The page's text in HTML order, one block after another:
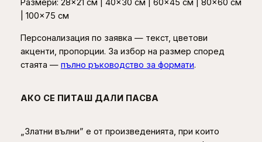
Размери: 28×21 см | 40×30 см | 60×45 см | 80×60 см
| 100×75 см
Персонализация по заявка — текст, цветови
акценти, пропорции. За избор на размер според
стаята — пълно ръководство за формати.
АКО СЕ ПИТАШ ДАЛИ ПАСВА
„Златни вълни” е от произведенията, при които